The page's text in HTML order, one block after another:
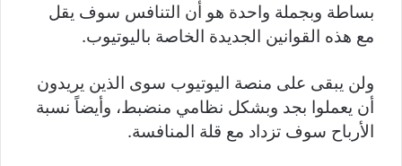
بساطة وبجملة واحدة هو أن التنافس سوف يقل
مع هذه القوانين الجديدة الخاصة باليوتيوب.
ولن يبقى على منصة اليوتيوب سوى الذين يريدون
أن يعملوا بجد وبشكل نظامي منضبط، وأيضاً نسبة
الأرباح سوف تزداد مع قلة المنافسة.